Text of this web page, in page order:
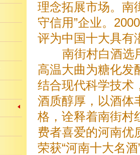
理念拓展市场。南
守信用”企业。
评为中国十大具有
南街村白酒选用
高温大曲为糖化发
结合现代科学技术
酒质醇厚，以酒体
格，诠释着南街村
费者喜爱的河南优
荣获“河南十大名